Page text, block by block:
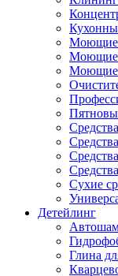
Моющие
Моющие
Моющие
Сухие
Детейлинг
Глина